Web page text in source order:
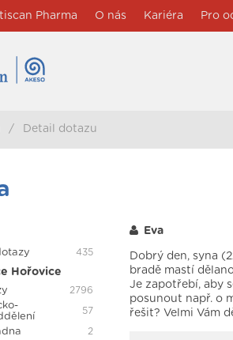
Pharma O nás Kariéra Pro
/ Detail dotazu
435
Hořovice
2796
57
2
Eva
Dobrý den, syna
bradě mastí
Je zapotřebí, aby
posunout např. o
řešit? Velmi Vám